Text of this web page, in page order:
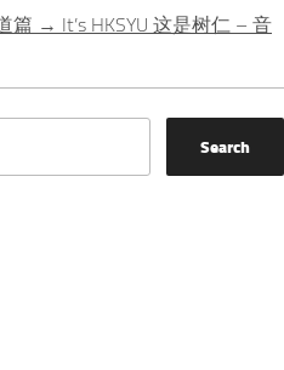
篇→It’s HKSYU 这是树仁 – 音